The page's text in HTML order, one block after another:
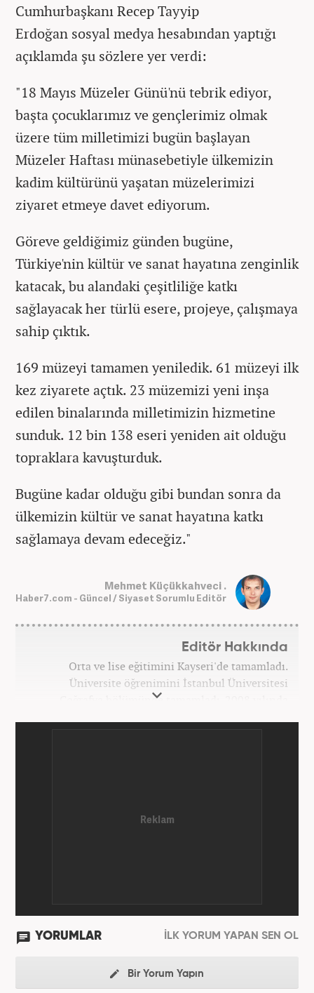
Cumhurbaşkanı Recep Tayyip
Erdoğan sosyal medya hesabından yaptığı
açıklamda şu sözlere yer verdi:
"18 Mayıs Müzeler Günü'nü tebrik ediyor,
başta çocuklarımız ve gençlerimiz olmak
üzere tüm milletimizi bugün başlayan
Müzeler Haftası münasebetiyle ülkemizin
kadim kültürünü yaşatan müzelerimizi
ziyaret etmeye davet ediyorum.
Göreve geldiğimiz günden bugüne,
Türkiye'nin kültür ve sanat hayatına zenginlik
katacak, bu alandaki çeşitliliğe katkı
sağlayacak her türlü esere, projeye, çalışmaya
sahip çıktık.
169 müzeyi tamamen yeniledik. 61 müzeyi ilk
kez ziyarete açtık. 23 müzemizi yeni inşa
edilen binalarında milletimizin hizmetine
sunduk. 12 bin 138 eseri yeniden ait olduğu
topraklara kavuşturduk.
Bugüne kadar olduğu gibi bundan sonra da
ülkemizin kültür ve sanat hayatına katkı
sağlamaya devam edeceğiz."
Mehmet Küçükkahveci .
Haber7.com - Güncel / Siyaset Sorumlu Editör
Editör Hakkında
Orta ve lise eğitimini Kayseri'de tamamladı.
Üniversite öğrenimini İstanbul Üniversitesi
Coğrafya bölümünde tamamladı. 2008 yılında
YORUMLAR İLK YORUM YAPAN SEN OL
Bir Yorum Yapın